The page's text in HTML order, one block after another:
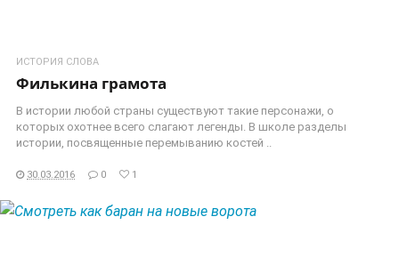
ИСТОРИЯ СЛОВА
Филькина грамота
В истории любой страны существуют такие персонажи, о
которых охотнее всего слагают легенды. В школе разделы
истории, посвященные перемыванию костей ..
30.03.2016 0 1
ЧИТАТЬ ДАЛЕЕ